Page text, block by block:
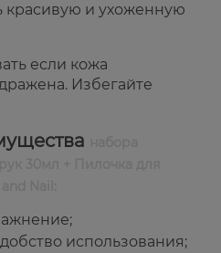
красивую и ухоженную
если кожа
Избегайте
использования;